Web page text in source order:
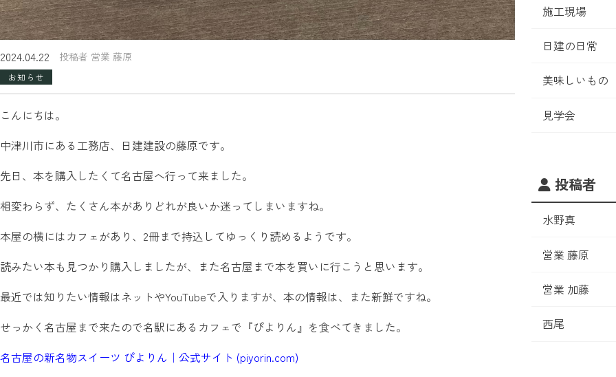
2024.04.22 投稿者 営業 藤原
お知らせ
こんにちは。
中津川市にある工務店、日建建設の藤原です。
先日、本を購入したくて名古屋へ行って来ました。
相変わらず、たくさん本がありどれが良いか迷ってしまいますね。
本屋の横にはカフェがあり、2冊まで持込してゆっくり読めるようです。
読みたい本も見つかり購入しましたが、また名古屋まで本を買いに行こうと思います。
最近では知りたい情報はネットやYouTubeで入りますが、本の情報は、また新鮮ですね。
せっかく名古屋まで来たので名駅にあるカフェで『ぴよりん』を食べてきました。
名古屋の新名物スイーツ ぴよりん｜公式サイト (piyorin.com)
施工現場
日建の日常
美味しいもの
見学会
投稿者
水野真
営業 藤原
営業 加藤
西尾